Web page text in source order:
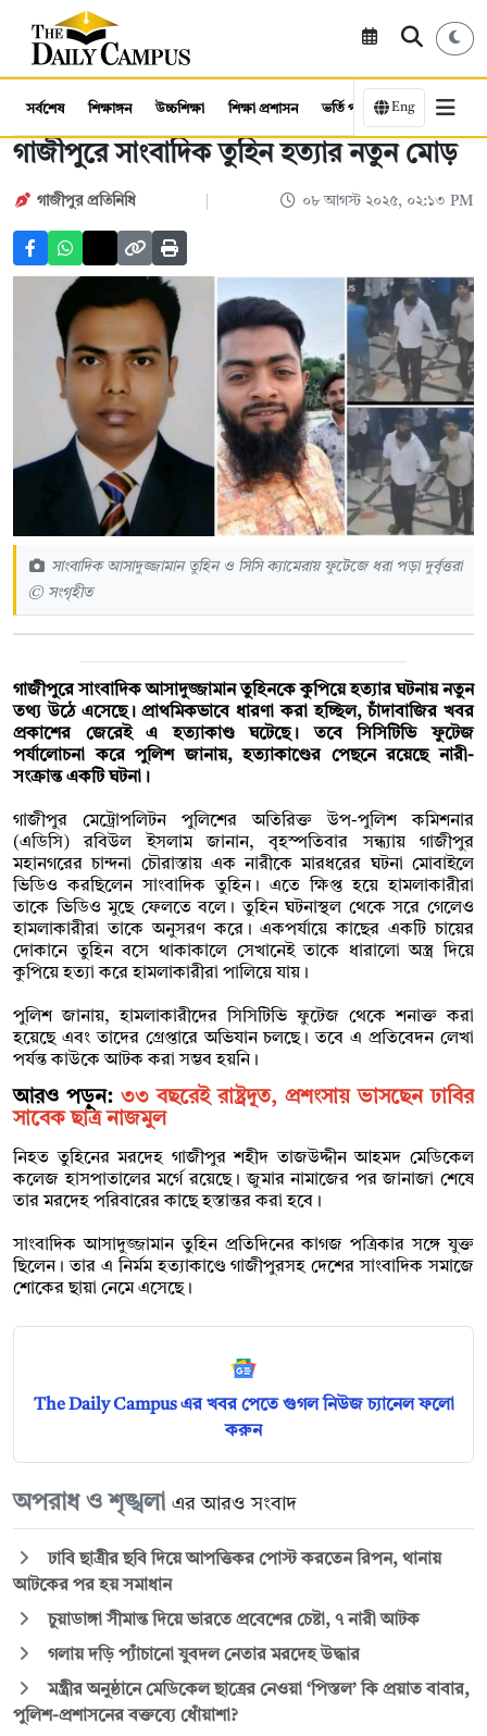
সর্বশেষ শিক্ষাঙ্গন উচ্চশিক্ষা শিক্ষা প্রশাসন ভর্তি পরীক্ষা কর্মসংস্থান
Eng
গাজীপুরে সাংবাদিক তুহিন হত্যার নতুন মোড়
গাজীপুর প্রতিনিধি ০৮ আগস্ট ২০২৫, ০২:১৩ PM
সাংবাদিক আসাদুজ্জামান তুহিন ও সিসি ক্যামেরায় ফুটেজে ধরা পড়া দুর্বৃত্তরা
© সংগৃহীত
গাজীপুরে সাংবাদিক আসাদুজ্জামান তুহিনকে কুপিয়ে হত্যার ঘটনায় নতুন
তথ্য উঠে এসেছে। প্রাথমিকভাবে ধারণা করা হচ্ছিল, চাঁদাবাজির খবর
প্রকাশের জেরেই এ হত্যাকাণ্ড ঘটেছে। তবে সিসিটিভি ফুটেজ
পর্যালোচনা করে পুলিশ জানায়, হত্যাকাণ্ডের পেছনে রয়েছে নারী-
সংক্রান্ত একটি ঘটনা।
গাজীপুর মেট্রোপলিটন পুলিশের অতিরিক্ত উপ-পুলিশ কমিশনার
(এডিসি) রবিউল ইসলাম জানান, বৃহস্পতিবার সন্ধ্যায় গাজীপুর
মহানগরের চান্দনা চৌরাস্তায় এক নারীকে মারধরের ঘটনা মোবাইলে
ভিডিও করছিলেন সাংবাদিক তুহিন। এতে ক্ষিপ্ত হয়ে হামলাকারীরা
তাকে ভিডিও মুছে ফেলতে বলে। তুহিন ঘটনাস্থল থেকে সরে গেলেও
হামলাকারীরা তাকে অনুসরণ করে। একপর্যায়ে কাছের একটি চায়ের
দোকানে তুহিন বসে থাকাকালে সেখানেই তাকে ধারালো অস্ত্র দিয়ে
কুপিয়ে হত্যা করে হামলাকারীরা পালিয়ে যায়।
পুলিশ জানায়, হামলাকারীদের সিসিটিভি ফুটেজ থেকে শনাক্ত করা
হয়েছে এবং তাদের গ্রেপ্তারে অভিযান চলছে। তবে এ প্রতিবেদন লেখা
পর্যন্ত কাউকে আটক করা সম্ভব হয়নি।
আরও পড়ুন: ৩৩ বছরেই রাষ্ট্রদূত, প্রশংসায় ভাসছেন ঢাবির
সাবেক ছাত্র নাজমুল
নিহত তুহিনের মরদেহ গাজীপুর শহীদ তাজউদ্দীন আহমদ মেডিকেল
কলেজ হাসপাতালের মর্গে রয়েছে। জুমার নামাজের পর জানাজা শেষে
তার মরদেহ পরিবারের কাছে হস্তান্তর করা হবে।
সাংবাদিক আসাদুজ্জামান তুহিন প্রতিদিনের কাগজ পত্রিকার সঙ্গে যুক্ত
ছিলেন। তার এ নির্মম হত্যাকাণ্ডে গাজীপুরসহ দেশের সাংবাদিক সমাজে
শোকের ছায়া নেমে এসেছে।
The Daily Campus এর খবর পেতে গুগল নিউজ চ্যানেল ফলো
করুন
অপরাধ ও শৃঙ্খলা এর আরও সংবাদ
ঢাবি ছাত্রীর ছবি দিয়ে আপত্তিকর পোস্ট করতেন রিপন, থানায়
আটকের পর হয় সমাধান
চুয়াডাঙ্গা সীমান্ত দিয়ে ভারতে প্রবেশের চেষ্টা, ৭ নারী আটক
গলায় দড়ি প্যাঁচানো যুবদল নেতার মরদেহ উদ্ধার
মন্ত্রীর অনুষ্ঠানে মেডিকেল ছাত্রের নেওয়া ‘পিস্তল’ কি প্রয়াত বাবার,
পুলিশ-প্রশাসনের বক্তব্যে ধোঁয়াশা?